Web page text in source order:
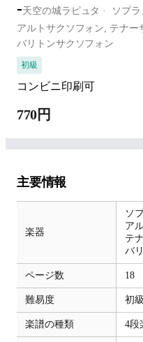
-天空の城ラピュタ
ソプ
アルトサクソフォン, テナー
バリトンサクソフォン
初級
コンビニ印刷可
770円
主要情報
楽器
ソ
ア
テ
バ
ページ数 18
難易度 初級
楽譜の種類 4段